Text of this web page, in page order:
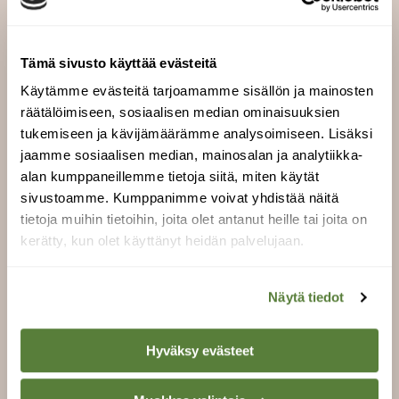
Tämä sivusto käyttää evästeitä
Käytämme evästeitä tarjoamamme sisällön ja mainosten
räätälöimiseen, sosiaalisen median ominaisuuksien
tukemiseen ja kävijämäärämme analysoimiseen. Lisäksi
jaamme sosiaalisen median, mainosalan ja analytiikka-
alan kumppaneillemme tietoja siitä, miten käytät
sivustoamme. Kumppanimme voivat yhdistää näitä
tietoja muihin tietoihin, joita olet antanut heille tai joita on
kerätty, kun olet käyttänyt heidän palvelujaan.
Näytä tiedot
Hyväksy evästeet
Haudonta 10–12 vuorokautta, poikaset
lähtevät pesästä reilun kolmen viikon ikäisinä.
Levinneisyys ja runsaus:Suomen yleisin
tikka. Monenlaisissa metsissä koko maassa
Tunturi-Lappia lukuunottamatta. Parimäärä
useita satoja tuhansia, vaihtelee paljon
käpysadon mukaan.
Kuvitus: Jari Kostet